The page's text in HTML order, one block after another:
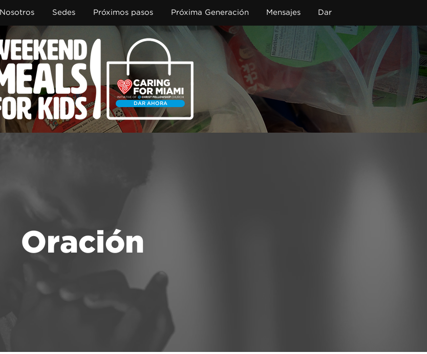
Nosotros Sedes Próximos pasos Próxima Generación Mensajes Dar
DAR AHORA
Oración